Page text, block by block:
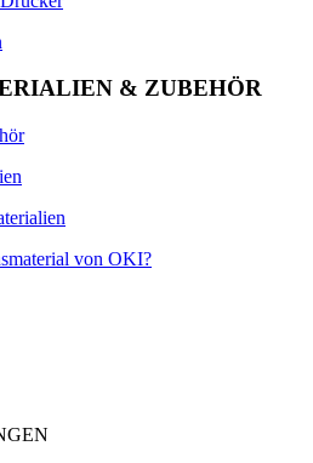
& ZUBEHÖR
von OKI?